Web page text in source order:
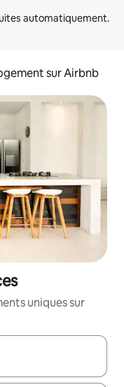
sur Airbnb
uniques sur
les flèches vers le